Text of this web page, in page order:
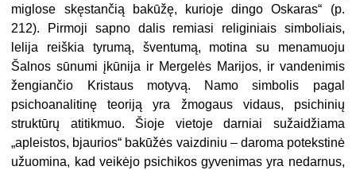
miglose skęstančią bakūžę, kurioje dingo Oskaras“ (p.
212). Pirmoji sapno dalis remiasi religiniais simboliais,
lelija reiškia tyrumą, šventumą, motina su menamuoju
Šalnos sūnumi įkūnija ir Mergelės Marijos, ir vandenimis
žengiančio Kristaus motyvą. Namo simbolis pagal
psichoanalitinę teoriją yra žmogaus vidaus, psichinių
struktūrų atitikmuo. Šioje vietoje darniai sužaidžiama
„apleistos, bjaurios“ bakūžės vaizdiniu – daroma potekstinė
užuomina, kad veikėjo psichikos gyvenimas yra nedarnus,